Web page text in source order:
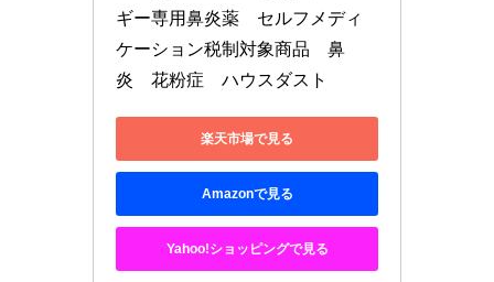
ギー専用鼻炎薬　セルフメディ
ケーション税制対象商品　鼻
炎　花粉症　ハウスダスト
楽天市場で見る
Amazonで見る
Yahoo!ショッピングで見る